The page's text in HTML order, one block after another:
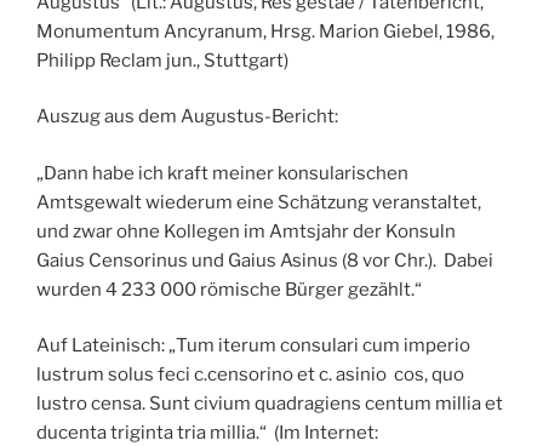
Monumentum Ancyranum, Hrsg. Marion Giebel, 1986,
Philipp Reclam jun., Stuttgart)
Auszug aus dem Augustus-Bericht:
„Dann habe ich kraft meiner konsularischen
Amtsgewalt wiederum eine Schätzung veranstaltet,
und zwar ohne Kollegen im Amtsjahr der Konsuln
Gaius Censorinus und Gaius Asinus (8 vor Chr.). Dabei
wurden 4 233 000 römische Bürger gezählt.“
Auf Lateinisch: „Tum iterum consulari cum imperio
lustrum solus feci c.censorino et c. asinio cos, quo
lustro censa. Sunt civium quadragiens centum millia et
ducenta triginta tria millia.“ (Im Internet: